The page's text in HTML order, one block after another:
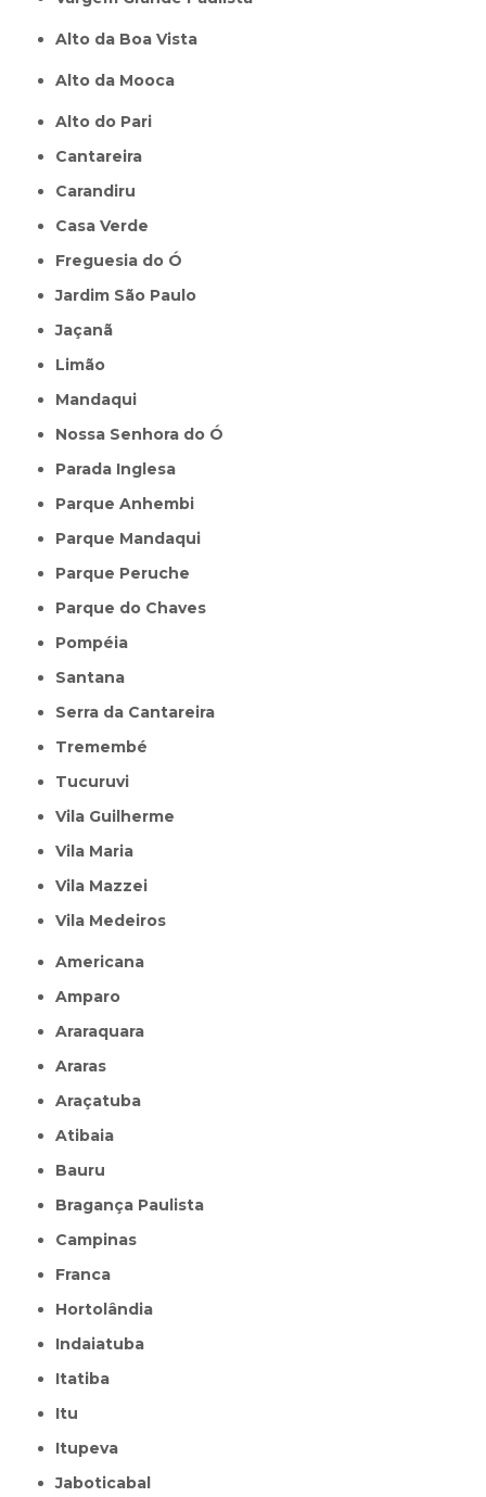
Alto da Boa Vista
Alto da Mooca
Alto do Pari
Cantareira
Carandiru
Casa Verde
Freguesia do Ó
Jardim São Paulo
Jaçanã
Limão
Mandaqui
Nossa Senhora do Ó
Parada Inglesa
Parque Anhembi
Parque Mandaqui
Parque Peruche
Parque do Chaves
Pompéia
Santana
Serra da Cantareira
Tremembé
Tucuruvi
Vila Guilherme
Vila Maria
Vila Mazzei
Vila Medeiros
Americana
Amparo
Araraquara
Araras
Araçatuba
Atibaia
Bauru
Bragança Paulista
Campinas
Franca
Hortolândia
Indaiatuba
Itatiba
Itu
Itupeva
Jaboticabal